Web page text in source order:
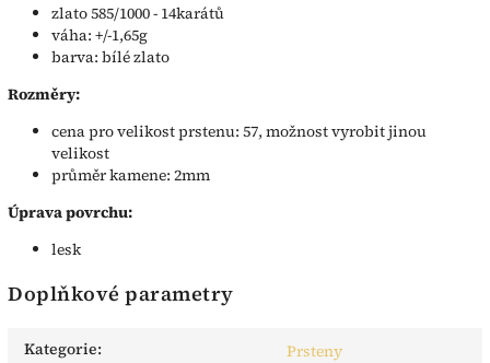
zlato 585/1000 - 14karátů
váha: +/-1,65g
barva: bílé zlato
Rozměry:
cena pro velikost prstenu: 57, možnost vyrobit jinou
velikost
průměr kamene: 2mm
Úprava povrchu:
lesk
Doplňkové parametry
Kategorie:
Prsteny